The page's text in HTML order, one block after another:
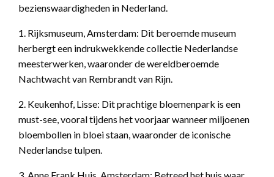
bezienswaardigheden in Nederland.
1. Rijksmuseum, Amsterdam: Dit beroemde museum
herbergt een indrukwekkende collectie Nederlandse
meesterwerken, waaronder de wereldberoemde
Nachtwacht van Rembrandt van Rijn.
2. Keukenhof, Lisse: Dit prachtige bloemenpark is een
must-see, vooral tijdens het voorjaar wanneer miljoenen
bloembollen in bloei staan, waaronder de iconische
Nederlandse tulpen.